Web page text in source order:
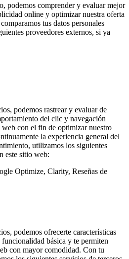
podemos comprender y evaluar mejor
online y optimizar nuestra oferta
tus datos personales
proveedores externos, si ya
podemos rastrear y evaluar de
del clic y navegación
con el fin de optimizar nuestro
la experiencia general del
utilizamos los siguientes
este sitio web:
Optimize, Clarity, Reseñas de
podemos ofrecerte características
básica y te permiten
con mayor comodidad. Con tu